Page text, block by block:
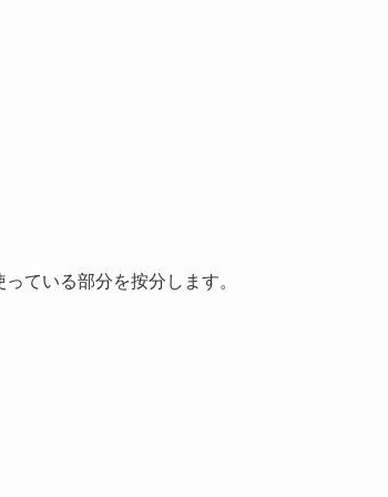
ている部分を按分します。